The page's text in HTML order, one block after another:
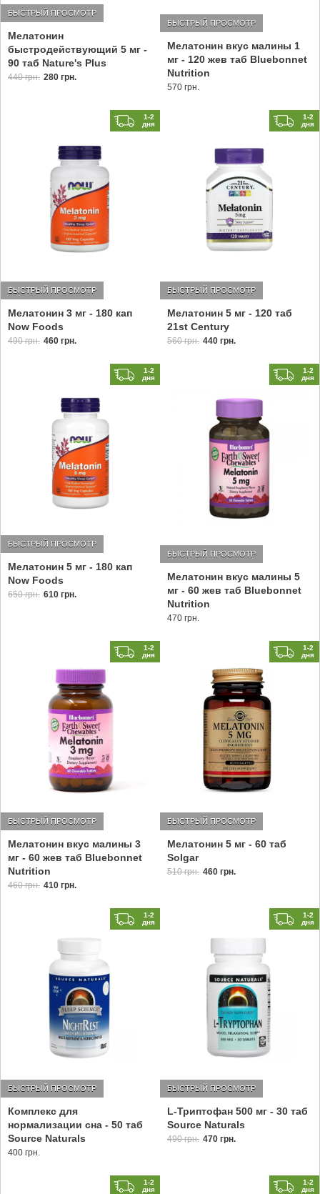
Мелатонин
быстродействующий 5 мг -
90 таб Nature's Plus
БЫСТРЫЙ ПРОСМОТР
440 грн. 280 грн.
Мелатонин вкус малины 1
мг - 120 жев таб Bluebonnet
Nutrition
БЫСТРЫЙ ПРОСМОТР
570 грн.
1-2
дня
Мелатонин 3 мг - 180 кап
Now Foods
БЫСТРЫЙ ПРОСМОТР
490 грн. 460 грн.
1-2
дня
Мелатонин 5 мг - 120 таб
21st Century
БЫСТРЫЙ ПРОСМОТР
560 грн. 440 грн.
1-2
дня
Мелатонин 5 мг - 180 кап
Now Foods
БЫСТРЫЙ ПРОСМОТР
650 грн. 610 грн.
1-2
дня
Мелатонин вкус малины 5
мг - 60 жев таб Bluebonnet
Nutrition
БЫСТРЫЙ ПРОСМОТР
470 грн.
1-2
дня
Мелатонин вкус малины 3
мг - 60 жев таб Bluebonnet
Nutrition
БЫСТРЫЙ ПРОСМОТР
460 грн. 410 грн.
1-2
дня
Мелатонин 5 мг - 60 таб
Solgar
БЫСТРЫЙ ПРОСМОТР
510 грн. 460 грн.
1-2
дня
Комплекс для
нормализации сна - 50 таб
Source Naturals
БЫСТРЫЙ ПРОСМОТР
400 грн.
1-2
дня
L-Триптофан 500 мг - 30 таб
Source Naturals
БЫСТРЫЙ ПРОСМОТР
490 грн. 470 грн.
1-2
дня
1-2
дня